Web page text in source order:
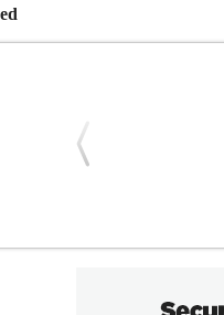
Κατηγορία: ΑΣΥΡΜΑΤΟ
σύγχρονο ασύρματο